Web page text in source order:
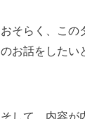
おそらく、この
のお話をしたい
そして、内容が